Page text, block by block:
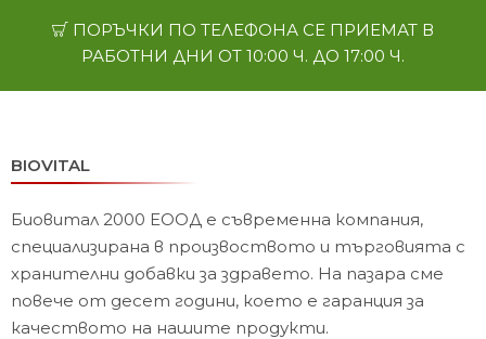
ПОРЪЧКИ ПО ТЕЛЕФОНА СЕ ПРИЕМАТ В
РАБОТНИ ДНИ ОТ 10:00 Ч. ДО 17:00 Ч.
BIOVITAL
Биовитал 2000 ЕООД е съвременна компания,
специализирана в произвоството и търговията с
хранителни добавки за здравето. На пазара сме
повече от десет години, което е гаранция за
качеството на нашите продукти.